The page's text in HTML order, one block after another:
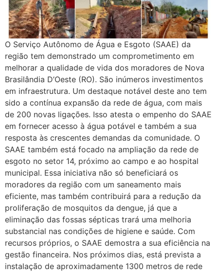
O Serviço Autônomo de Água e Esgoto (SAAE) da
região tem demonstrado um comprometimento em
melhorar a qualidade de vida dos moradores de Nova
Brasilândia D’Oeste (RO). São inúmeros investimentos
em infraestrutura. Um destaque notável deste ano tem
sido a contínua expansão da rede de água, com mais
de 200 novas ligações. Isso atesta o empenho do SAAE
em fornecer acesso à água potável e também a sua
resposta às crescentes demandas da comunidade. O
SAAE também está focado na ampliação da rede de
esgoto no setor 14, próximo ao campo e ao hospital
municipal. Essa iniciativa não só beneficiará os
moradores da região com um saneamento mais
eficiente, mas também contribuirá para a redução da
proliferação de mosquitos da dengue, já que a
eliminação das fossas sépticas trará uma melhoria
substancial nas condições de higiene e saúde. Com
recursos próprios, o SAAE demostra a sua eficiência na
gestão financeira. Nos próximos dias, está prevista a
instalação de aproximadamente 1300 metros de rede